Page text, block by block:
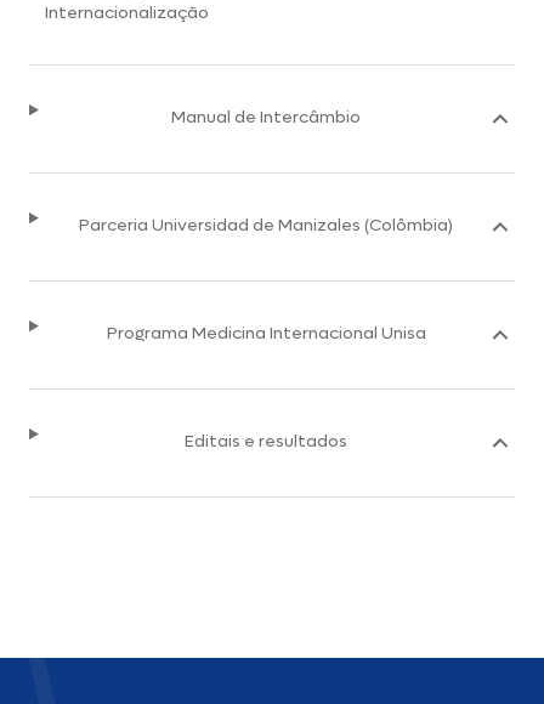
Internacionalização
Manual de Intercâmbio
Parceria Universidad de Manizales (Colômbia)
Programa Medicina Internacional Unisa
Editais e resultados